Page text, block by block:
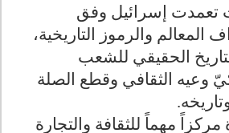
تعمدت إسرائيل وفق
المعالم والرموز التاريخية،
الحقيقي للشعب
وعيه الثقافي وقطع الصلة
مهماً للثقافة والتجارة